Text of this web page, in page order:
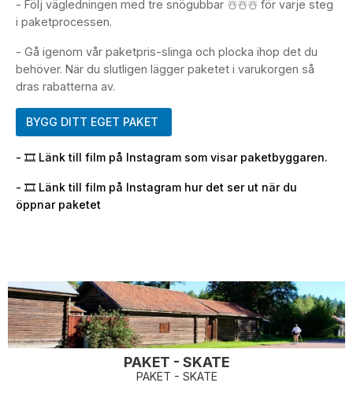
- Följ vägledningen med tre snögubbar ☃️☃️☃️ för varje steg
i paketprocessen.
- Gå igenom vår paketpris-slinga och plocka ihop det du
behöver. När du slutligen lägger paketet i varukorgen så
dras rabatterna av.
BYGG DITT EGET PAKET
- 🎞️ Länk till film på Instagram som visar paketbyggaren.
- 🎞️ Länk till film på Instagram hur det ser ut när du
öppnar paketet
PAKET - SKATE
PAKET - SKATE